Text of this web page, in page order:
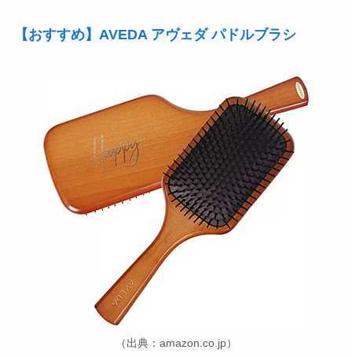
【おすすめ】AVEDA アヴェダ パドルブラシ
（出典：amazon.co.jp）